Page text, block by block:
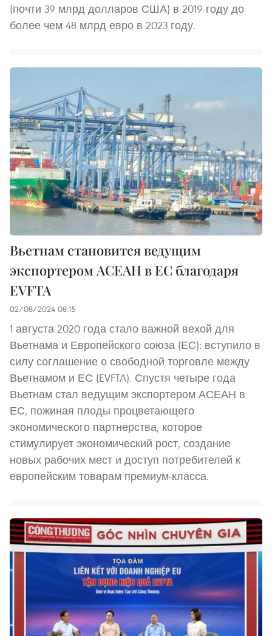
(почти 39 млрд долларов США) в 2019 году до
более чем 48 млрд евро в 2023 году.
Вьетнам становится ведущим
экспортером АСЕАН в ЕС благодаря
EVFTA
02/08/2024 08:15
1 августа 2020 года стало важной вехой для
Вьетнама и Европейского союза (ЕС): вступило в
силу соглашение о свободной торговле между
Вьетнамом и ЕС (EVFTA). Спустя четыре года
Вьетнам стал ведущим экспортером АСЕАН в
ЕС, пожиная плоды процветающего
экономического партнерства, которое
стимулирует экономический рост, создание
новых рабочих мест и доступ потребителей к
европейским товарам премиум-класса.